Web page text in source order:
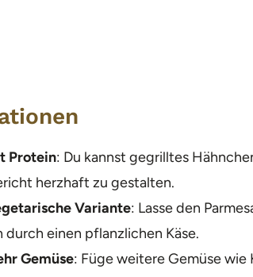
Protein: Du kannst gegrilltes
herzhaft zu gestalten.
Variante: Lasse den
durch einen pflanzlichen Käse.
Gemüse: Füge weitere Gemüse